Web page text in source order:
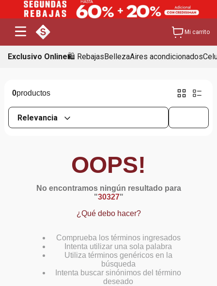
Mi carrito
Exclusivo Online🛍️ RebajasBellezaAires acondicionados
0
Relevancia
OOPS!
No encontramos ningún resultado para
"30327"
¿Qué debo hacer?
Comprueba los términos ingresados
Intenta utilizar una sola palabra
Utiliza términos genéricos en la
búsqueda
Intenta buscar sinónimos del término
deseado